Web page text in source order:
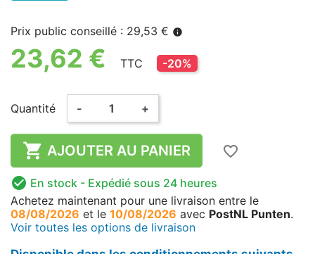
Prix public conseillé : 29,53 € info
23,62 € TTC -20%
Quantité - +
 AJOUTER AU PANIER
favorite_border
 En stock - Expédié sous 24 heures
Achetez maintenant pour une livraison entre le
08/08/2026 et le 10/08/2026 avec PostNL Punten.
Voir toutes les options de livraison